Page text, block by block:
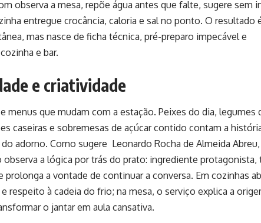
observa a mesa, repõe água antes que falte, sugere sem
entregue crocância, caloria e sal no ponto. O resultado
mas nasce de ficha técnica, pré-preparo impecável e
e bar.
e criatividade
menus que mudam com a estação. Peixes do dia, legumes
caseiras e sobremesas de açúcar contido contam a
adorno. Como sugere Leonardo Rocha de Almeida
a lógica por trás do prato: ingrediente protagonista,
prolonga a vontade de continuar a conversa. Em cozinhas
respeito à cadeia do frio; na mesa, o serviço explica a
o jantar em aula cansativa.